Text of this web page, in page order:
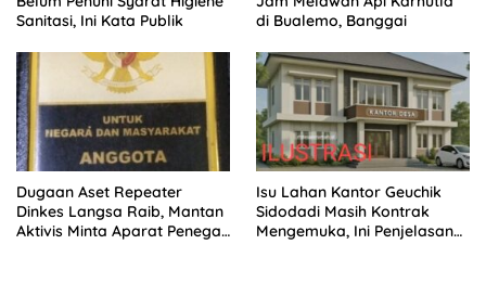
Sanitasi, Ini Kata Publik
di Bualemo, Banggai
Dugaan Aset Repeater
Dinkes Langsa Raib, Mantan
Aktivis Minta Aparat Penegak
Isu Lahan Kantor Geuchik
Sidodadi Masih Kontrak
Mengemuka, Ini Penjelasan